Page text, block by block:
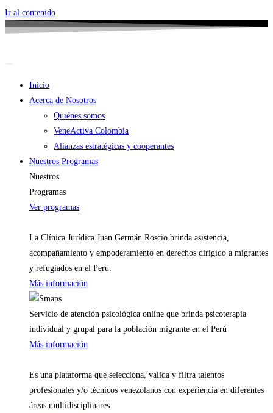
Ir al contenido
Inicio
Acerca de Nosotros
Quiénes somos
VeneActiva Colombia
Alianzas estratégicas y cooperantes
Nuestros Programas
Nuestros
Programas
Ver programas
La Clínica Jurídica Juan Germán Roscio brinda asistencia,
acompañamiento y empoderamiento en derechos dirigido a migrantes
y refugiados en el Perú.
Más información
Servicio de atención psicológica online que brinda psicoterapia
individual y grupal para la población migrante en el Perú
Más información
Es una plataforma que selecciona, valida y filtra talentos
profesionales y/o técnicos venezolanos con experiencia en diferentes
áreas multidisciplinares.